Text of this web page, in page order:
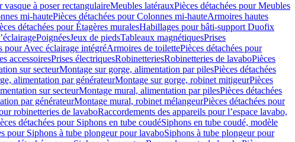
vasque à poser rectangulaireMeubles latérauxPièces détachées pour Meubles
mi-hautePièces détachées pour Colonnes mi-hauteArmoires hautes
détachées pour Étagères muralesHabillages pour bâti-support Duofix
PoignéesJeux de piedsTableaux magnétiquesPrises
pour Avec éclairage intégréArmoires de toilettePièces détachées pour
accessoiresPrises électriquesRobinetteriesRobinetteries de lavaboPièces
sur secteurMontage sur gorge, alimentation par pilesPièces détachées
alimentation par générateurMontage sur gorge, robinet mitigeurPièces
sur secteurMontage mural, alimentation par pilesPièces détachées
par générateurMontage mural, robinet mélangeurPièces détachées pour
robinetteries de lavaboRaccordements des appareils pour l’espace lavabo,
détachées pour Siphons en tube coudéSiphons en tube coudé, modèle
pour Siphons à tube plongeur pour lavaboSiphons à tube plongeur pour